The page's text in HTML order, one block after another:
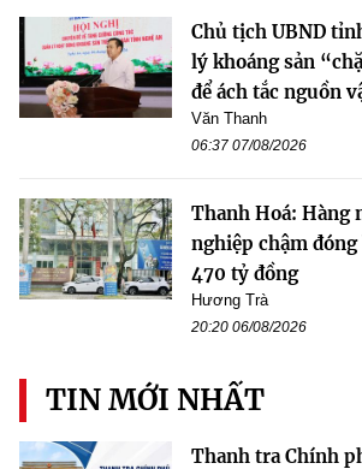
Chủ tịch UBND
lý khoáng sản
để ách tắc nguồn
Văn Thanh
06:37 07/08/2026
Thanh Hoá: Hàng
nghiệp chậm
470 tỷ đồng
Hương Trà
20:20 06/08/2026
TIN MỚI NHẤT
Thanh tra Chính